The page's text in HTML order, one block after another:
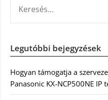
Legutóbbi bejegyzések
Hogyan támogatja a
Panasonic KX-NCP500NE IP